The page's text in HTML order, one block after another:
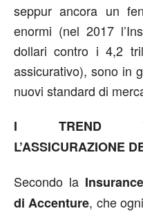
seppur ancora un
enormi (nel 2017
dollari contro i 4,2
assicurativo), sono in
nuovi standard di
I TREND
L’ASSICURAZIONE
Secondo la
di Accenture, che